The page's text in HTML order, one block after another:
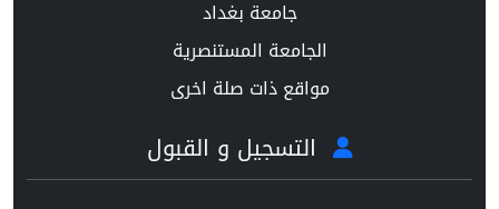
جامعة بغداد
الجامعة المستنصرية
مواقع ذات صلة اخرى
التسجيل و القبول